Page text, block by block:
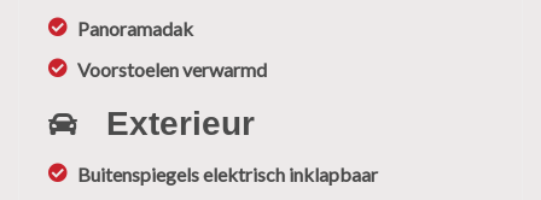
Panoramadak
Voorstoelen verwarmd
Exterieur
Buitenspiegels elektrisch inklapbaar